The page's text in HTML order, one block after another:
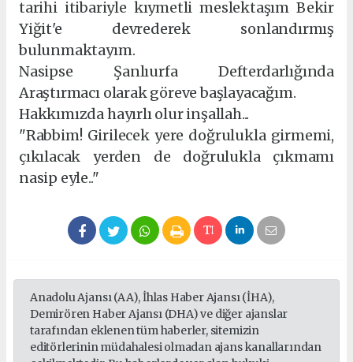
tarihi itibariyle kıymetli meslektaşım Bekir
Yiğit'e devrederek sonlandırmış
bulunmaktayım.
Nasipse Şanlıurfa Defterdarlığında
Araştırmacı olarak göreve başlayacağım.
Hakkımızda hayırlı olur inşallah...
"Rabbim! Girilecek yere doğrulukla girmemi,
çıkılacak yerden de doğrulukla çıkmamı
nasip eyle.."
Anadolu Ajansı (AA), İhlas Haber Ajansı (İHA),
Demirören Haber Ajansı (DHA) ve diğer ajanslar
tarafından eklenen tüm haberler, sitemizin
editörlerinin müdahalesi olmadan ajans kanallarından